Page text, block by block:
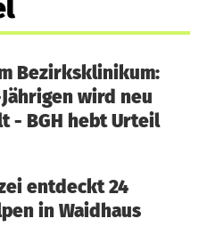
Bezirksklinikum:
wird neu
- BGH hebt Urteil
entdeckt 24
in Waidhaus